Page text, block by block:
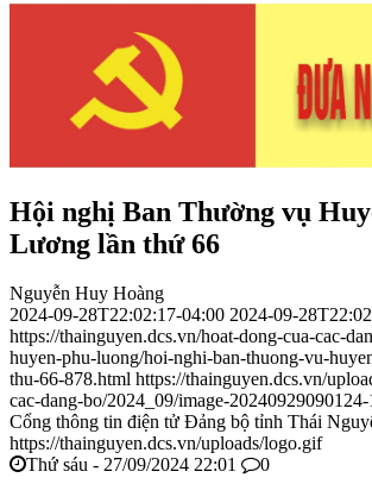
Hội nghị Ban Thường vụ
Lương lần thứ 66
Nguyễn Huy Hoàng
2024-09-28T22:02:17-04:00 2024-09-
https://thainguyen.dcs.vn/hoat-dong-cua-cac-
huyen-phu-luong/hoi-nghi-ban-thuong-vu-
thu-66-878.html https://thainguyen.dcs.vn/
cac-dang-bo/2024_09/image-
Cổng thông tin điện tử Đảng bộ tỉnh Thái
https://thainguyen.dcs.vn/uploads/logo.gif
Thứ sáu - 27/09/2024 22:01
0